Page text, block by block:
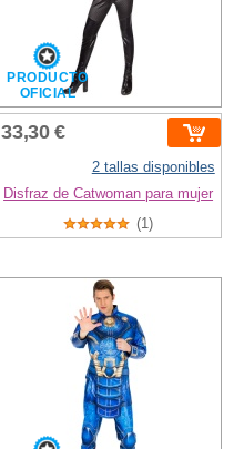
PRODUCTO
OFICIAL
33,30 €
2 tallas disponibles
Disfraz de Catwoman para mujer
(1)